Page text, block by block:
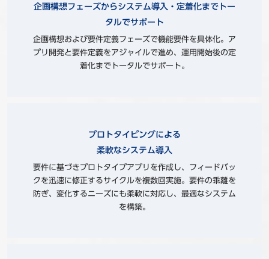
企画構想フェーズからシステム導入・定着化までトー
タルでサポート
企画構想および要件定義フェーズで機能要件を具体化。ア
プリ開発と要件定義をアジャイルで進め、運用開始後の定
着化までトータルでサポート。
プロトタイピングによる
柔軟なシステム導入
要件に基づきプロトタイプアプリを作成し、フィードバッ
クを迅速に修正するサイクルを複数回実施。要件の乖離を
防ぎ、変化するニーズにも柔軟に対応し、最適なシステム
を構築。